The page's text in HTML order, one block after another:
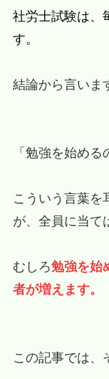
社労士試験は、
す。
結論から言いま
「勉強を始め
こういう言葉を
が、全員に当て
むしろ勉強を始
者が増えます。
この記事では、